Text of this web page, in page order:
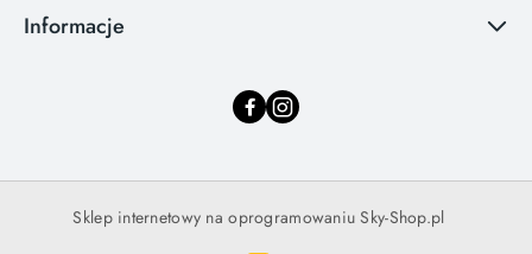
Informacje
Sklep internetowy na oprogramowaniu Sky-Shop.pl